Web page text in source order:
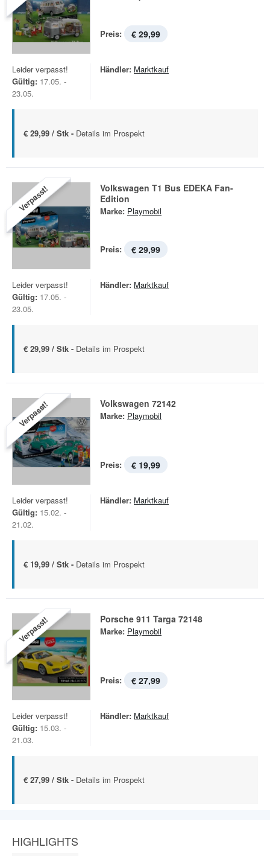
Preis: € 29,99
Leider verpasst!
Gültig: 17.05. -
23.05.
Händler: Marktkauf
€ 29,99 / Stk - Details im Prospekt
Verpasst!
Volkswagen T1 Bus EDEKA Fan-
Edition
Marke: Playmobil
Preis: € 29,99
Leider verpasst!
Gültig: 17.05. -
23.05.
Händler: Marktkauf
€ 29,99 / Stk - Details im Prospekt
Verpasst! Volkswagen 72142
Marke: Playmobil
Preis: € 19,99
Leider verpasst!
Gültig: 15.02. -
21.02.
Händler: Marktkauf
€ 19,99 / Stk - Details im Prospekt
Verpasst! Porsche 911 Targa 72148
Marke: Playmobil
Preis: € 27,99
Leider verpasst!
Gültig: 15.03. -
21.03.
Händler: Marktkauf
€ 27,99 / Stk - Details im Prospekt
HIGHLIGHTS